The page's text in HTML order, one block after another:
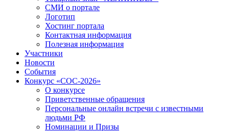
СМИ о портале
Логотип
Хостинг портала
Контактная информация
Полезная информация
Участники
Новости
События
Конкурс «СОС-2026»
О конкурсе
Приветственные обращения
Персональные онлайн встречи с известными
людьми РФ
Номинации и Призы